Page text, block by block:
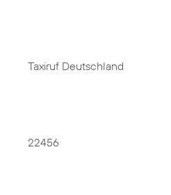
Taxiruf Deutschland
22456